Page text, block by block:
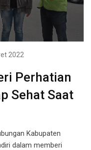
2022
Perhatian
Sehat Saat
Kabupaten
dalam memberi